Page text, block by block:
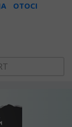
OTOCI